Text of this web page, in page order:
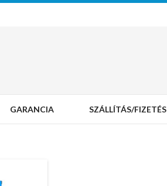
GARANCIA SZÁLLÍTÁS/FIZETÉS